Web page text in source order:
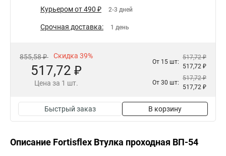
Курьером от 490 ₽ 2-3 дней
Срочная доставка: 1 день
855,58 ₽ Скидка 39%
517,72 ₽
Цена за 1 шт.
От 15 шт:
517,72 ₽
517,72 ₽
От 30 шт:
517,72 ₽
517,72 ₽
Быстрый заказ В корзину
Описание Fortisflex Втулка проходная ВП-54